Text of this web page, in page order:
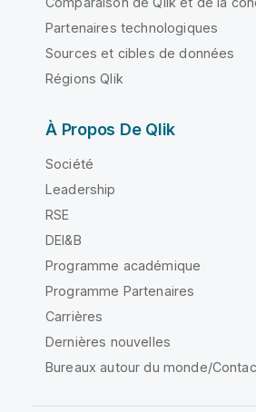
Partenaires technologiques
Sources et cibles de données
Régions Qlik
À Propos De Qlik
Société
Leadership
RSE
DEI&B
Programme académique
Programme Partenaires
Carrières
Dernières nouvelles
Bureaux autour du monde/